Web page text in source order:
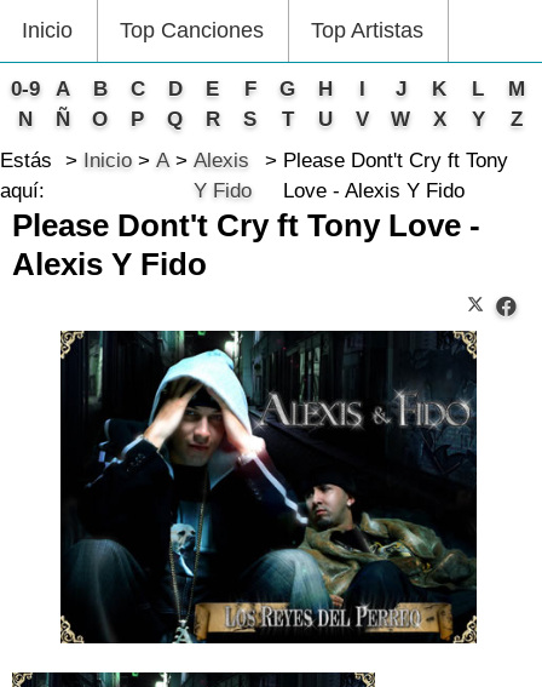
Inicio Top Canciones Top Artistas
0-9 A B C D E F G H I J K L
M
N
Ñ O P Q R S T U V W X Y
Z
Estás
aquí:
Inicio A
Alexis
Y Fido
Please Dont't Cry ft Tony
Love - Alexis Y Fido
Please Dont't Cry ft Tony Love -
Alexis Y Fido